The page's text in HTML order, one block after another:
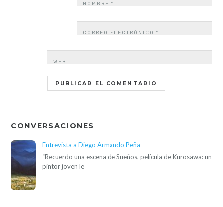
NOMBRE*
CORREO ELECTRÓNICO*
WEB
CONVERSACIONES
Entrevista a Diego Armando Peña
“Recuerdo una escena de Sueños, película de Kurosawa: un
pintor joven le